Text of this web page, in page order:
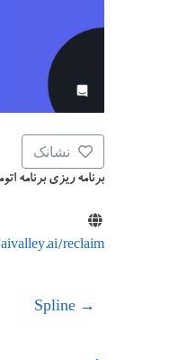
نشانک
برنامه ریزی برنامه
reclaim/
→